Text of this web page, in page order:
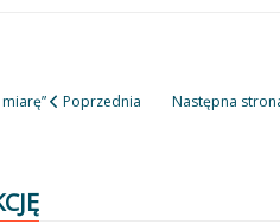
Poprzednia Następna
Następny